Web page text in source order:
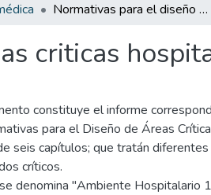
Normativas para el diseño de áreas criticas hospitalarias.
criticas
constituye el informe
para el Diseño de Áreas
seis capítulos; que tratán
críticos.
denomina "Ambiente Hospitalario